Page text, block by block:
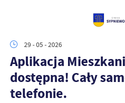
29 - 05 - 2026
Aplikacja
dostępna! Cały
telefonie.